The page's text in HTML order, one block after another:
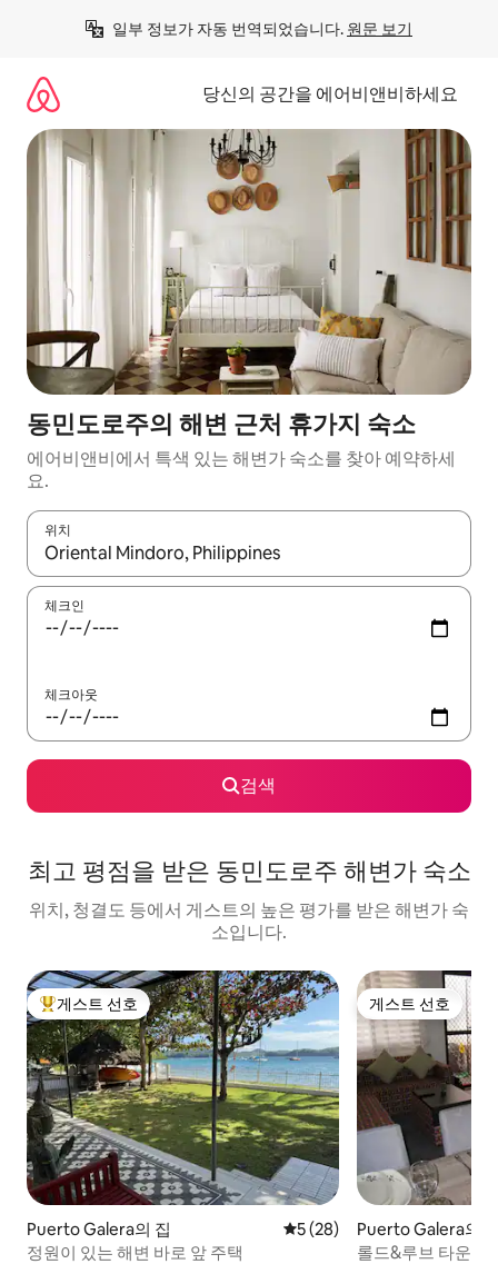
일부 정보가 자동 번역되었습니다. 원문 보기
당신의 공간을 에어비앤비하세요
동민도로주의 해변 근처 휴가지 숙소
에어비앤비에서 특색 있는 해변가 숙소를 찾아 예약하세
요.
위치
결과가 나오면 위·아래 화살표 키를 사용하거나 터치 또는 스와이
체크인
체크아웃
검색
최고 평점을 받은 동민도로주 해변가 숙소
위치, 청결도 등에서 게스트의 높은 평가를 받은 해변가 숙
소입니다.
상위 게스트 선호
게스트 선호
Puerto Galera의 집 평점 5점(5점 만점), 후기 28
5 (28)
정원이 있는 해변 바로 앞 주택
게스트 선호
게스트 선호
Puerto Galera의
롤드&루브 타운 하